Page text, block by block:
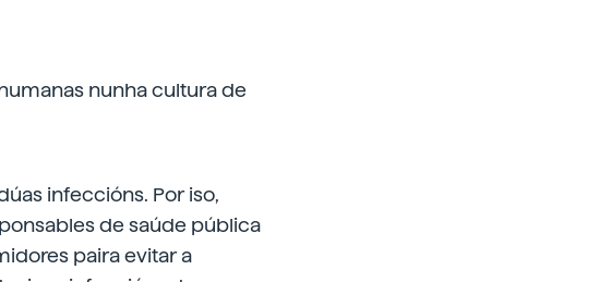
nunha cultura de
infeccións. Por iso,
de saúde pública
paira evitar a